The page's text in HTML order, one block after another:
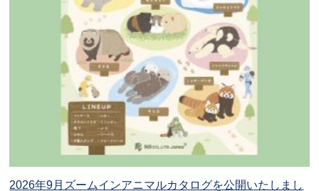
2026年9月ズームインアニマルカタログを公開いたしまし